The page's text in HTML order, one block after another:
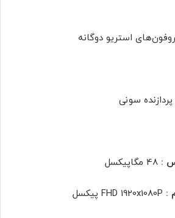
استریو دوگانه
پردازنده سونی
:
: